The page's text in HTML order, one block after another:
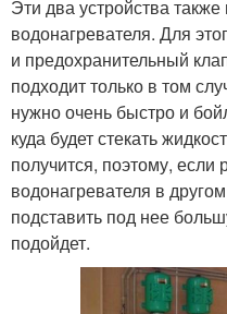
Эти два устройства также
водонагревателя. Для
и предохранительный
подходит только в том
нужно очень быстро и
куда будет стекать
получится, поэтому, если
водонагревателя в
подставить под нее
подойдет.